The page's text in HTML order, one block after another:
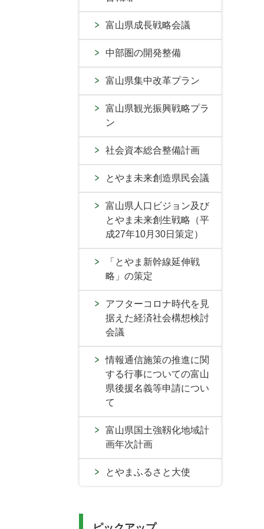
富山県成長戦略会議
中部圏の開発整備
富山県集中改革プラン
富山県観光振興戦略プラ
ン
社会資本総合整備計画
とやま未来創造県民会議
富山県人口ビジョン及び
とやま未来創生戦略（平
成27年10月30日策定）
「とやま新幹線延伸戦
略」の策定
アフターコロナ時代を見
据えた経済社会構想検討
会議
情報通信施策の推進に関
する行事についての富山
県後援名義等申請につい
て
富山県国土強靱化地域計
画年次計画
とやまふるさと大使